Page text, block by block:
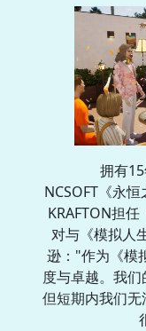
拥有
NCSOFT《永
KRAFTON担
对与《模拟人
逊："作为《模
度与卓越。我们
但短期内我们